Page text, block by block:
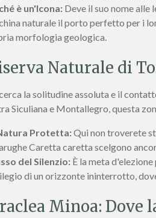
è un'Icona: Deve il suo nome
naturale il porto perfetto per i
morfologia geologica.
Naturale di
la solitudine assoluta e il
Siculiana e Montallegro, questa
Protetta:Qui non troverete
Caretta caretta scelgono
del Silenzio: È la meta
di un orizzonte ininterrotto,
Minoa: Dove